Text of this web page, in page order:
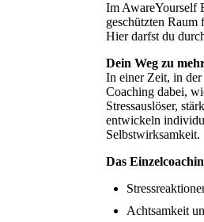
Im AwareYourself
geschützten
Hier darfst du
Dein Weg zu
In einer Zeit, in
Coaching dabei,
Stressauslöser,
entwickeln
Selbstwirksamkeit.
Das
Achtsamkeit